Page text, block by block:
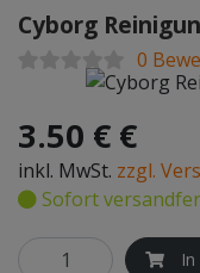
ESCOBAR
MIG
PANAME
SKYNET
Cyborg
0
3.50 € €
inkl. MwSt. zzgl.
Sofort